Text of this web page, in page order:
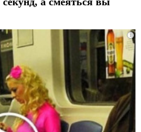
i